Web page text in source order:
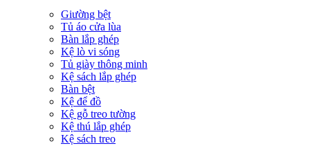
Giường bệt
Tủ áo cửa lùa
Bàn lắp ghép
Kệ lò vi sóng
Tủ giày thông minh
Kệ sách lắp ghép
Bàn bệt
Kệ để đồ
Kệ gỗ treo tường
Kệ thú lắp ghép
Kệ sách treo